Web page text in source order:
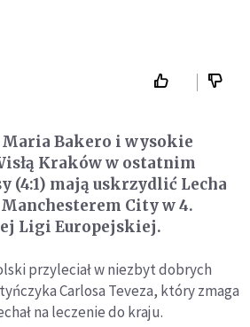
Maria Bakero i wysokie
Kraków w ostatnim
(4:1) mają uskrzydlić Lecha
City w 4.
Ligi Europejskiej.
przyleciał w niezbyt dobrych
Carlosa Teveza, który zmaga
na leczenie do kraju.